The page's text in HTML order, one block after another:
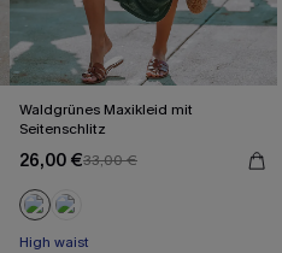
Waldgrünes Maxikleid mit
Seitenschlitz
26,00 €33,00 €
High waist